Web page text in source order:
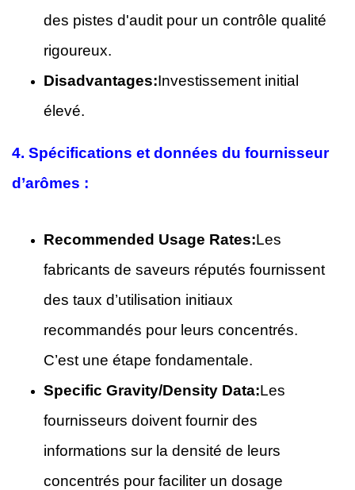
des pistes d'audit pour un contrôle qualité
rigoureux.
Disadvantages:Investissement initial
élevé.
4. Spécifications et données du fournisseur
d’arômes :
Recommended Usage Rates:Les
fabricants de saveurs réputés fournissent
des taux d’utilisation initiaux
recommandés pour leurs concentrés.
C’est une étape fondamentale.
Specific Gravity/Density Data:Les
fournisseurs doivent fournir des
informations sur la densité de leurs
concentrés pour faciliter un dosage